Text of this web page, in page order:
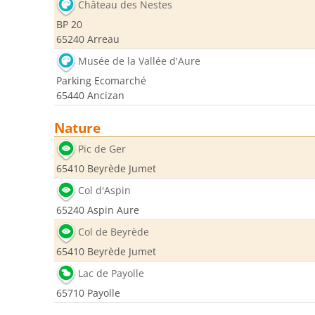
Château des Nestes
BP 20
65240 Arreau
Musée de la Vallée d'Aure
Parking Ecomarché
65440 Ancizan
Nature
Pic de Ger
65410 Beyrède Jumet
Col d'Aspin
65240 Aspin Aure
Col de Beyrède
65410 Beyrède Jumet
Lac de Payolle
65710 Payolle